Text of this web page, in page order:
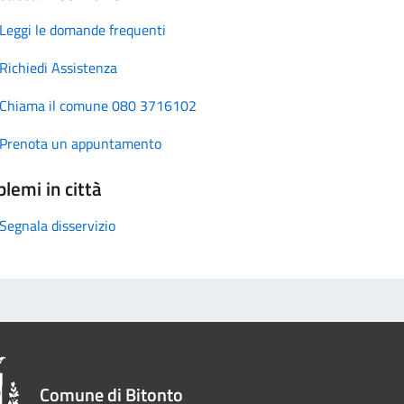
Leggi le domande frequenti
Richiedi Assistenza
Chiama il comune 080 3716102
Prenota un appuntamento
in città
Segnala disservizio
Comune di Bitonto